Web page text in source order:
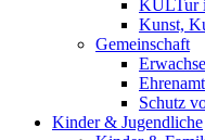
KULTur
Kunst,
Gemeinschaft
Schutz
Kinder & Jugendliche